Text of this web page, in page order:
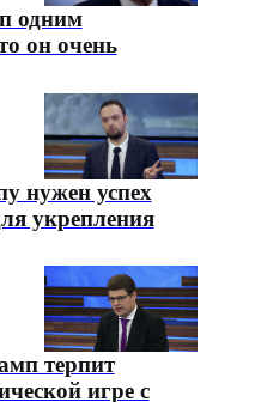
одним
он очень
нужен успех
укрепления
терпит
игре с